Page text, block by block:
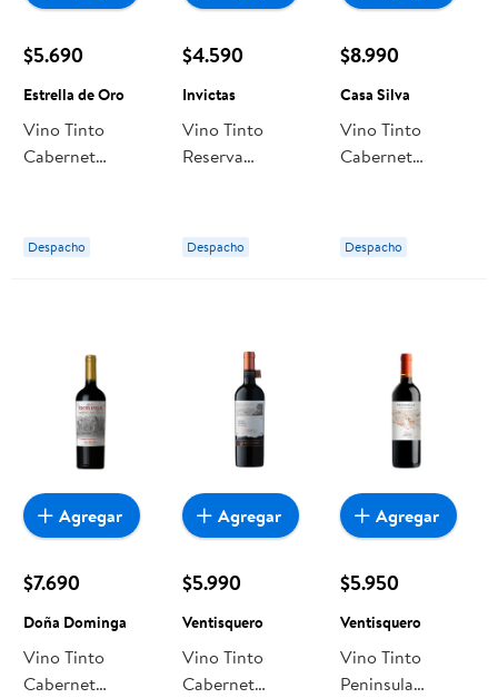
$5.690
Estrella de Oro
Vino Tinto
Cabernet
Reserva Botella
Despacho
$4.590
Invictas
Vino Tinto
Reserva
Invictas
Despacho
$8.990
Casa Silva
Vino Tinto
Cabernet
750 ml Casa
Silva
Despacho
$7.690
Doña Dominga
Vino Tinto
Cabernet
Agregar
$5.990
Ventisquero
Vino Tinto
Cabernet
Agregar
$5.950
Ventisquero
Vino Tinto
Peninsula
Agregar